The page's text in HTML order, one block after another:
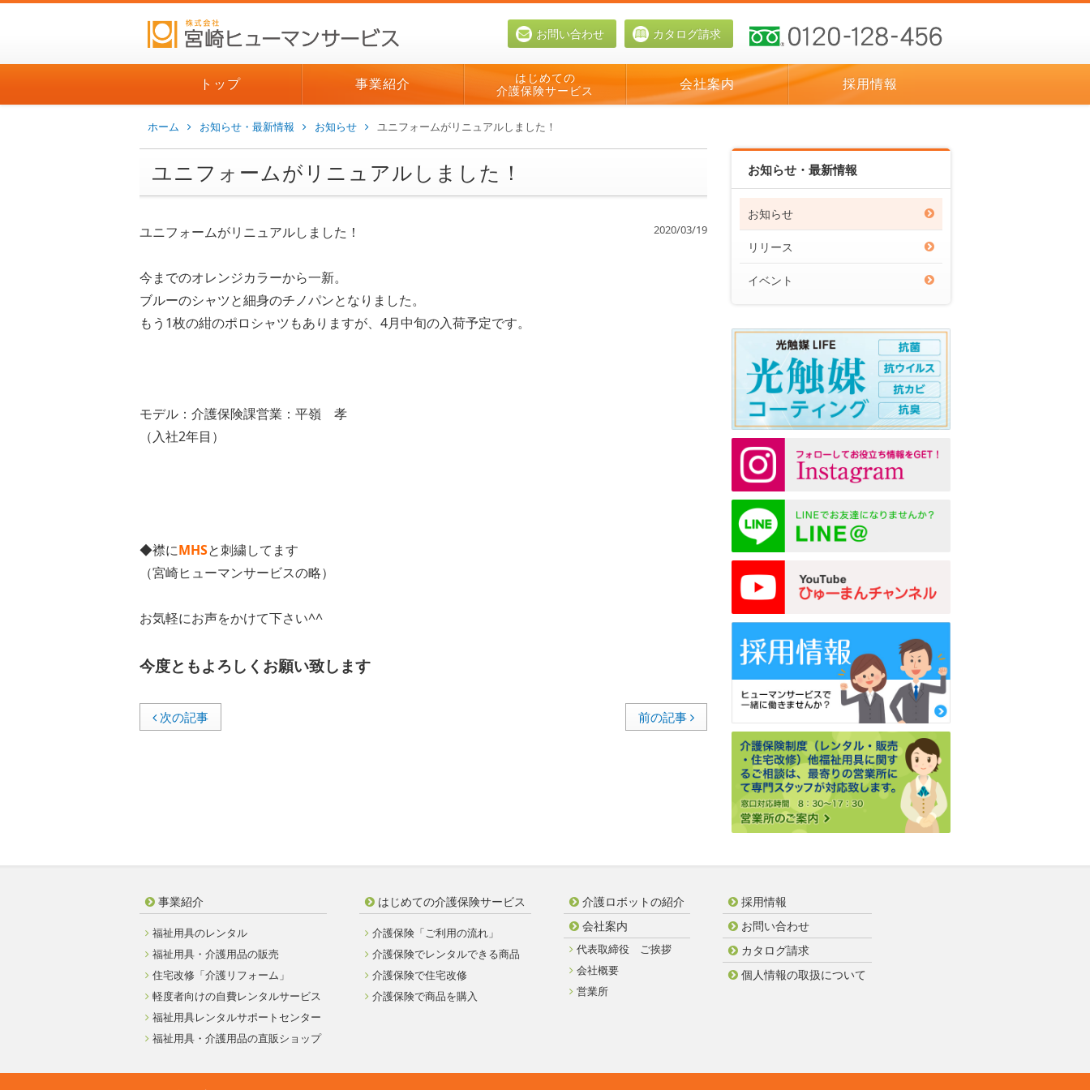
お問い合わせ カタログ請求
トップ 事業紹介
はじめての
介護保険サービス
会社案内 採用情報
ホーム お知らせ・最新情報 お知らせ ユニフォームがリニュアルしました！
ユニフォームがリニュアルしました！
2020/03/19
ユニフォームがリニュアルしました！
今までのオレンジカラーから一新。
ブルーのシャツと細身のチノパンとなりました。
もう1枚の紺のポロシャツもありますが、4月中旬の入荷予定です。
モデル：介護保険課営業：平嶺 孝
（入社2年目）
◆襟にMHSと刺繍してます
（宮崎ヒューマンサービスの略）
お気軽にお声をかけて下さい^^
今度ともよろしくお願い致します
次の記事 前の記事
お知らせ・最新情報
お知らせ
リリース
イベント
事業紹介
福祉用具のレンタル
福祉用具・介護用品の販売
住宅改修「介護リフォーム」
軽度者向けの自費レンタルサービス
福祉用具レンタルサポートセンター
福祉用具・介護用品の直販ショップ
はじめての介護保険サービス
介護保険「ご利用の流れ」
介護保険でレンタルできる商品
介護保険で住宅改修
介護保険で商品を購入
介護ロボットの紹介
会社案内
代表取締役 ご挨拶
会社概要
営業所
採用情報
お問い合わせ
カタログ請求
個人情報の取扱について